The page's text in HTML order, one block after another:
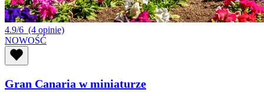
4.9/6 (4 opinie)
NOWOŚĆ
Gran Canaria w miniaturze